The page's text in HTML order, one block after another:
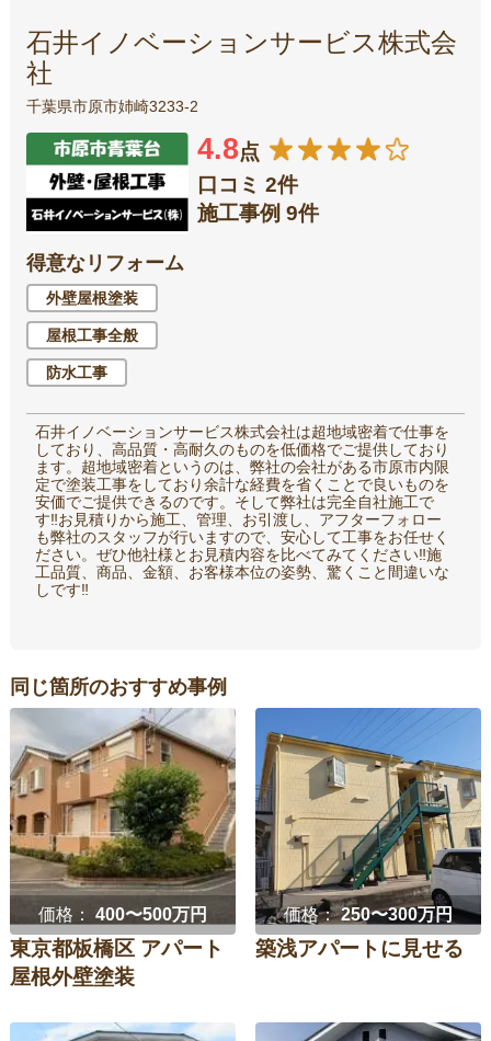
石井イノベーションサービス株式会
社
千葉県市原市姉崎3233-2
4.8点
口コミ 2件
施工事例 9件
得意なリフォーム
外壁屋根塗装
屋根工事全般
防水工事
石井イノベーションサービス株式会社は超地域密着で仕事を
しており、高品質・高耐久のものを低価格でご提供しており
ます。超地域密着というのは、弊社の会社がある市原市内限
定で塗装工事をしており余計な経費を省くことで良いものを
安価でご提供できるのです。そして弊社は完全自社施工で
す‼お見積りから施工、管理、お引渡し、アフターフォロー
も弊社のスタッフが行いますので、安心して工事をお任せく
ださい。ぜひ他社様とお見積内容を比べてみてください‼施
工品質、商品、金額、お客様本位の姿勢、驚くこと間違いな
しです‼
同じ箇所のおすすめ事例
価格：400〜500万円
東京都板橋区 アパート
屋根外壁塗装
価格：250〜300万円
築浅アパートに見せる